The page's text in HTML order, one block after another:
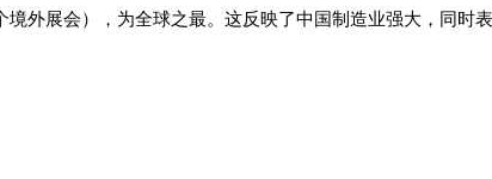
外展会），为全球之最。这反映了中国制造业强大，同时